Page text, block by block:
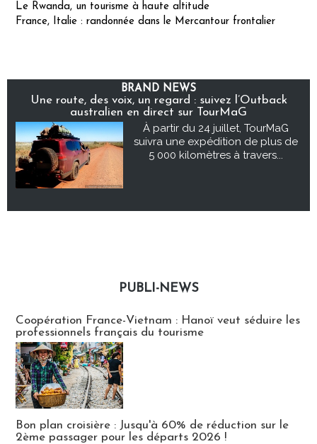
Le Rwanda, un tourisme à haute altitude
France, Italie : randonnée dans le Mercantour frontalier
BRAND NEWS
Une route, des voix, un regard : suivez l’Outback
australien en direct sur TourMaG
À partir du 24 juillet, TourMaG
suivra une expédition de plus de
5 000 kilomètres à travers...
PUBLI-NEWS
Coopération France-Vietnam : Hanoï veut séduire les
professionnels français du tourisme
Bon plan croisière : Jusqu'à 60% de réduction sur le
2ème passager pour les départs 2026 !